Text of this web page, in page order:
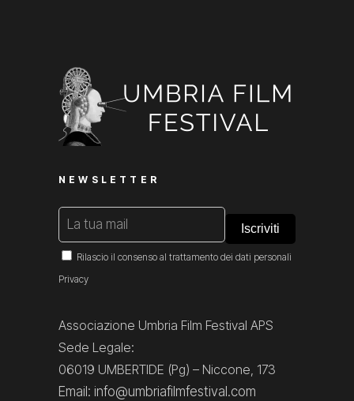
NEWSLETTER
Rilascio il consenso al trattamento dei dati personali
Privacy
Associazione Umbria Film Festival APS
Sede Legale:
06019 UMBERTIDE (Pg) – Niccone, 173
Email: info@umbriafilmfestival.com